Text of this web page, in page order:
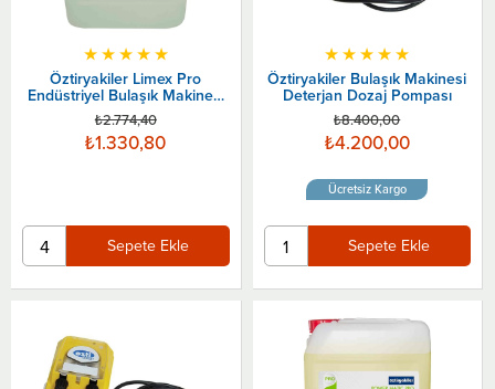
Öztiryakiler Limex Pro
Endüstriyel Bulaşık Makinesi
Kireç Çözücü
★★★★★
₺1.330,80
₺2.774,40
Sepete Ekle
Öztiryakiler Bulaşık Makinesi
Deterjan Dozaj Pompası
★★★★★
₺4.200,00
₺8.400,00
Sepete Ekle
Ücretsiz Kargo